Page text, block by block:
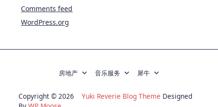
Comments feed
WordPress.org
房地产 音乐服务 犀牛
Copyright © 2026 Yuki Reverie Blog Theme Designed